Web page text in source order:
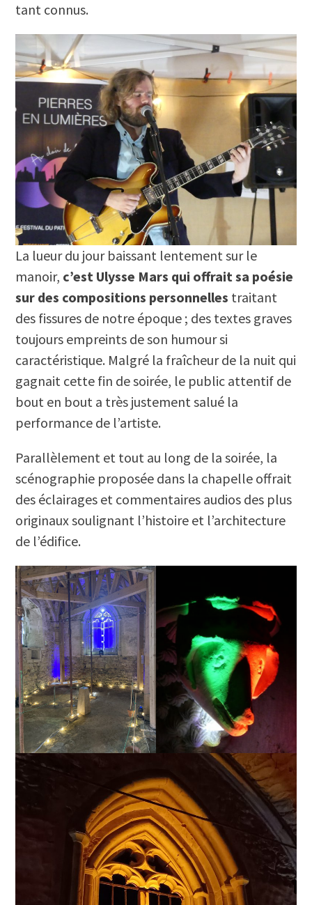
tant connus.
La lueur du jour baissant lentement sur le
manoir, c’est Ulysse Mars qui offrait sa poésie
sur des compositions personnelles traitant
des fissures de notre époque ; des textes graves
toujours empreints de son humour si
caractéristique. Malgré la fraîcheur de la nuit qui
gagnait cette fin de soirée, le public attentif de
bout en bout a très justement salué la
performance de l’artiste.
Parallèlement et tout au long de la soirée, la
scénographie proposée dans la chapelle offrait
des éclairages et commentaires audios des plus
originaux soulignant l’histoire et l’architecture
de l’édifice.